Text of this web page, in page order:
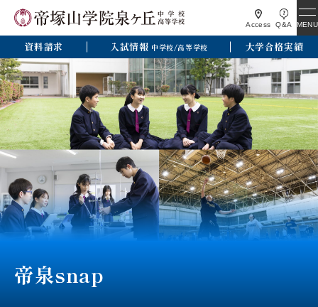
Access Q&A MENU
資料請求 入試情報 中学校/高等学校 大学合格実績
帝泉snap